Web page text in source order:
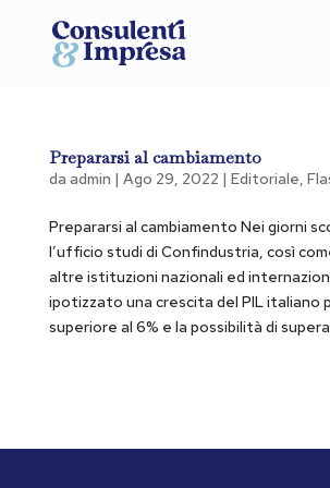
Prepararsi al cambiamento
da admin | Ago 29, 2022 | Editoriale,
Prepararsi al cambiamento Nei giorni
l’ufficio studi di Confindustria, così
altre istituzioni nazionali ed
ipotizzato una crescita del PIL italiano
superiore al 6% e la possibilità di